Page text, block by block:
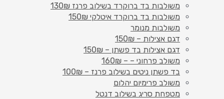
משולבות בד ברוקרד בשילוב פרנז 130₪
משולבות בד ברוקרד איטלקי 150₪
משולבות מנומר
דגם אצילות – 150₪
דגם אצילות בד פשתן – 150₪
משולב פרחוני – – 160₪
בד פשתן ניטים בשילוב פרנז – 100₪
משולב פרימיום יהלום
מטפחת סריג בשילוב דנטל